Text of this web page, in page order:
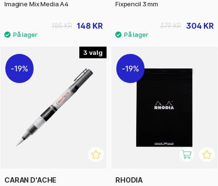
Imagine Mix Media A4
148 KR
185 KR
Fixpencil 3 mm
304 KR
379 KR
3
19%
CARAN D'ACHE
19%
RHODIA